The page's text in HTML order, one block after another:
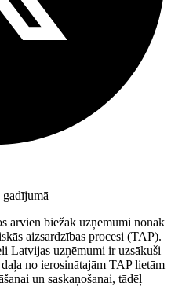
arvien biežāk uzņēmumi nonāk
aizsardzības procesi (TAP).
Latvijas uzņēmumi ir uzsākuši
no ierosinātajām TAP lietām
un saskaņošanai, tādēļ